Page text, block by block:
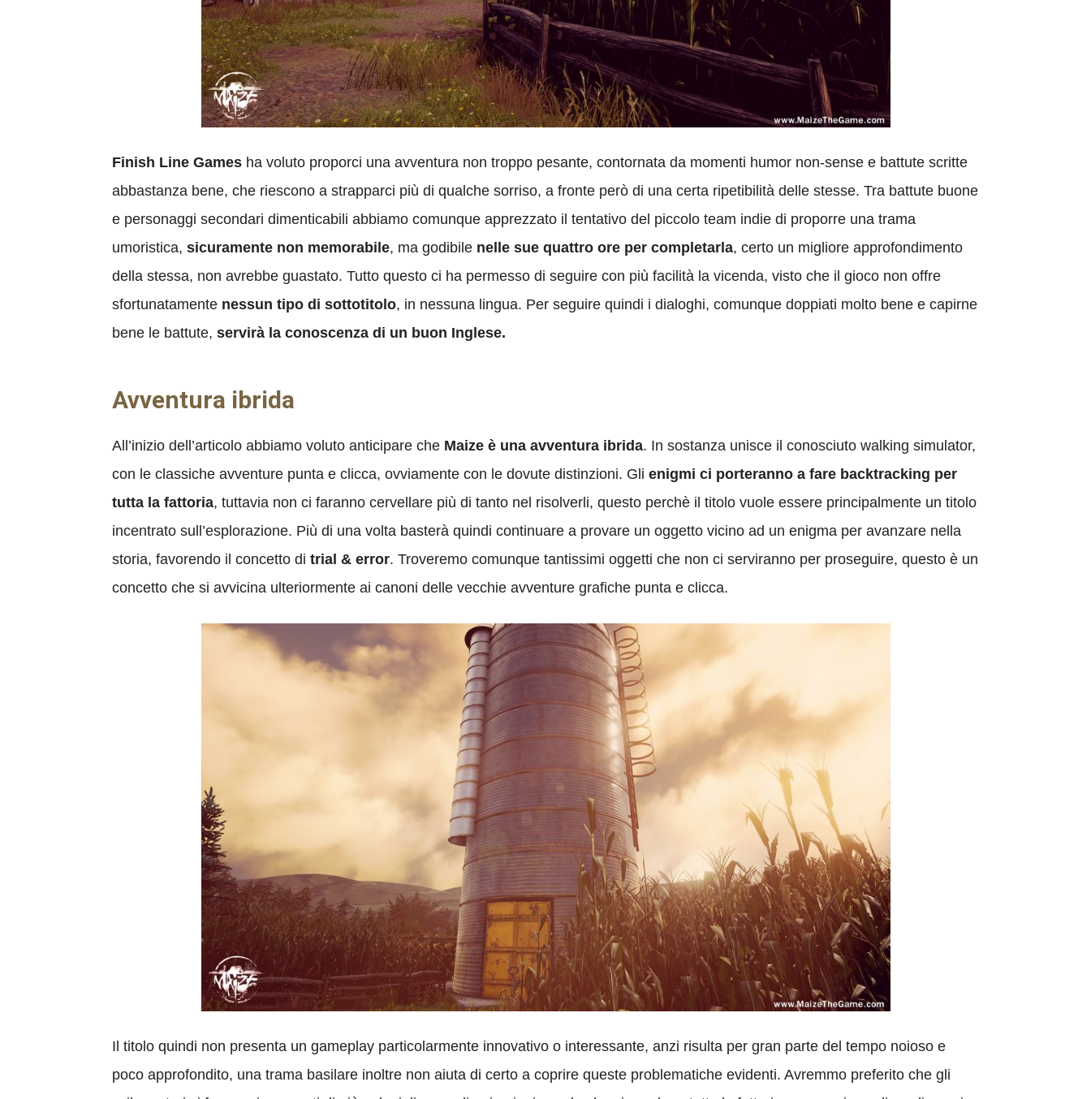
Finish Line Games ha voluto proporci una avventura non troppo pesante, contornata da momenti humor non-sense e battute scritte
abbastanza bene, che riescono a strapparci più di qualche sorriso, a fronte però di una certa ripetibilità delle stesse. Tra battute buone
e personaggi secondari dimenticabili abbiamo comunque apprezzato il tentativo del piccolo team indie di proporre una trama
umoristica, sicuramente non memorabile, ma godibile nelle sue quattro ore per completarla, certo un migliore approfondimento
della stessa, non avrebbe guastato. Tutto questo ci ha permesso di seguire con più facilità la vicenda, visto che il gioco non offre
sfortunatamente nessun tipo di sottotitolo, in nessuna lingua. Per seguire quindi i dialoghi, comunque doppiati molto bene e capirne
bene le battute, servirà la conoscenza di un buon Inglese.
Avventura ibrida
All’inizio dell’articolo abbiamo voluto anticipare che Maize è una avventura ibrida. In sostanza unisce il conosciuto walking simulator,
con le classiche avventure punta e clicca, ovviamente con le dovute distinzioni. Gli enigmi ci porteranno a fare backtracking per
tutta la fattoria, tuttavia non ci faranno cervellare più di tanto nel risolverli, questo perchè il titolo vuole essere principalmente un titolo
incentrato sull’esplorazione. Più di una volta basterà quindi continuare a provare un oggetto vicino ad un enigma per avanzare nella
storia, favorendo il concetto di trial & error. Troveremo comunque tantissimi oggetti che non ci serviranno per proseguire, questo è un
concetto che si avvicina ulteriormente ai canoni delle vecchie avventure grafiche punta e clicca.
Il titolo quindi non presenta un gameplay particolarmente innovativo o interessante, anzi risulta per gran parte del tempo noioso e
poco approfondito, una trama basilare inoltre non aiuta di certo a coprire queste problematiche evidenti. Avremmo preferito che gli